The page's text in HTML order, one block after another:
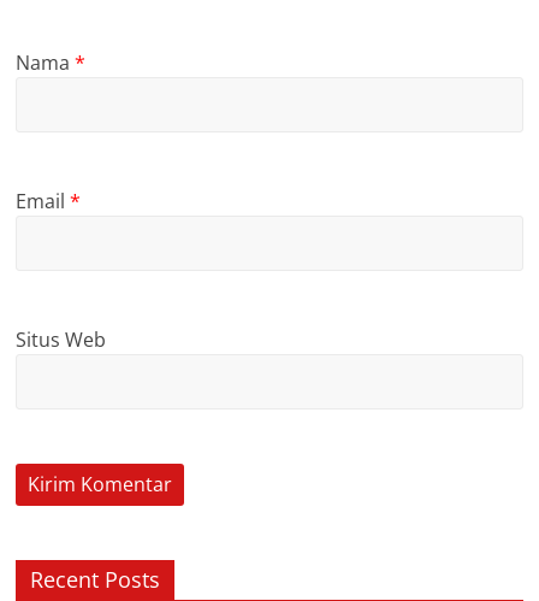
Nama*
Email*
Situs Web
Recent Posts